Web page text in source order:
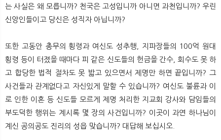
는 사실은 왜 모릅니까? 천국은 고성입니까 아니면 과천입니까? 우린
신앙인들이고 당신은 성직자 아닙니까?
또한 고동안 총무의 횡령과 여신도 성추행, 지파장들의 100억 원대
횡령 등이 터졌을 때마다 피 같은 신도들의 헌금을 간수, 회수도 못 하
고 합당한 법적 절차도 못 밟고 있으면서 제명만 하면 끝입니까? 그
사건들과 관계없다고 자신있게 말할 수 있습니까? 여신도 불륜과 이
로 인한 이혼 등 신도들 모르게 제명 처리한 지교회 강사와 담임들의
부도덕한 행위는 계시록 몇 장의 사건입니까? 이곳이 과연 하나님이
계신 공의공도 진리의 성읍 맞습니까? 대답해 보십시오.